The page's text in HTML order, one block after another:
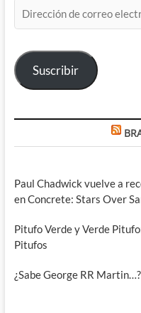
de
electrónico
Suscribir
Paul Chadwick vuelve a
en Concrete: Stars Over
Pitufo Verde y Verde
Pitufos
¿Sabe George RR